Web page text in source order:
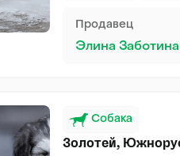
Продавец
Элина Заботина
Собака
Золотей,